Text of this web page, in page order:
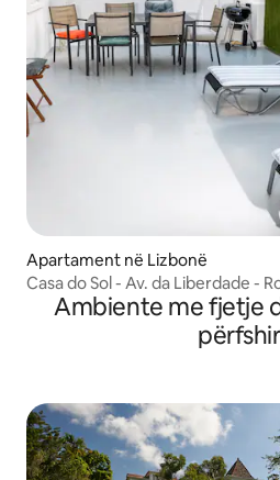
Apartament në Lizbonë
Ambiente me fjetje